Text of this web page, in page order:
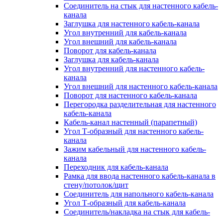
Соединитель на стык для настенного кабель-
канала
Заглушка для настенного кабель-канала
Угол внутренний для кабель-канала
Угол внешний для кабель-канала
Поворот для кабель-канала
Заглушка для кабель-канала
Угол внутренний для настенного кабель-
канала
Угол внешний для настенного кабель-канала
Поворот для настенного кабель-канала
Перегородка разделительная для настенного
кабель-канала
Кабель-канал настенный (парапетный)
Угол Т-образный для настенного кабель-
канала
Зажим кабельный для настенного кабель-
канала
Переходник для кабель-канала
Рамка для ввода настенного кабель-канала в
стену/потолок/щит
Соединитель для напольного кабель-канала
Угол Т-образный для кабель-канала
Соединитель/накладка на стык для кабель-